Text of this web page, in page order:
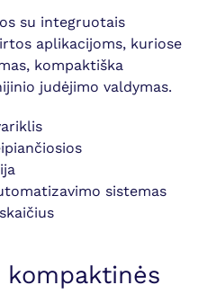
su integruotais
aplikacijoms, kuriose
kompaktiška
judėjimo valdymas.
sistemas
kompaktinės